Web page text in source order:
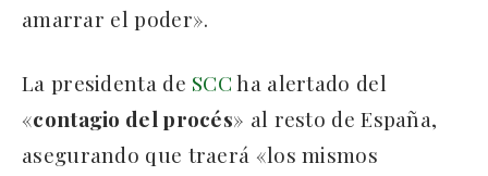
amarrar el poder».
La presidenta de SCCha alertado del
«contagio del procés» al resto de España,
asegurando que traerá «los mismos